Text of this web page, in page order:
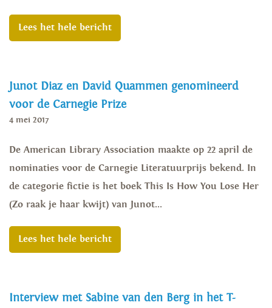
Lees het hele bericht
Junot Diaz en David Quammen genomineerd
voor de Carnegie Prize
4 mei 2017
De American Library Association maakte op 22 april de
nominaties voor de Carnegie Literatuurprijs bekend. In
de categorie fictie is het boek This Is How You Lose Her
(Zo raak je haar kwijt) van Junot...
Lees het hele bericht
Interview met Sabine van den Berg in het T-